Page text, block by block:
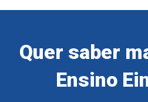
Quer saber
Ensino